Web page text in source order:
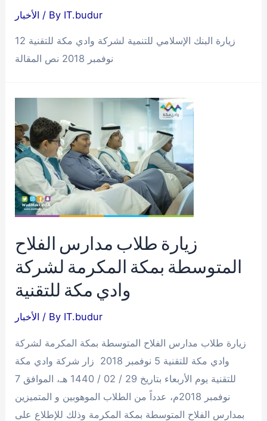
الأخبار / By IT.budur
زيارة البنك الإسلامي للتنمية لشركة وادي مكة للتقنية 12
نوفمبر 2018 نص المقالة
زيارة طلاب مدارس الفلاح
المتوسطة بمكة المكرمة لشركة
وادي مكة للتقنية
الأخبار / By IT.budur
زيارة طلاب مدارس الفلاح المتوسطة بمكة المكرمة لشركة
وادي مكة للتقنية 5 نوفمبر 2018 زار شركة وادي مكة
للتقنية يوم الأربعاء بتاريخ 29 / 02 / 1440 هـ، الموافق 7
نوفمبر 2018م، عدداً من الطلاب الموهوبين و المتميزين
بمدارس الفلاح المتوسطة بمكة المكرمة وذلك للإطلاع على